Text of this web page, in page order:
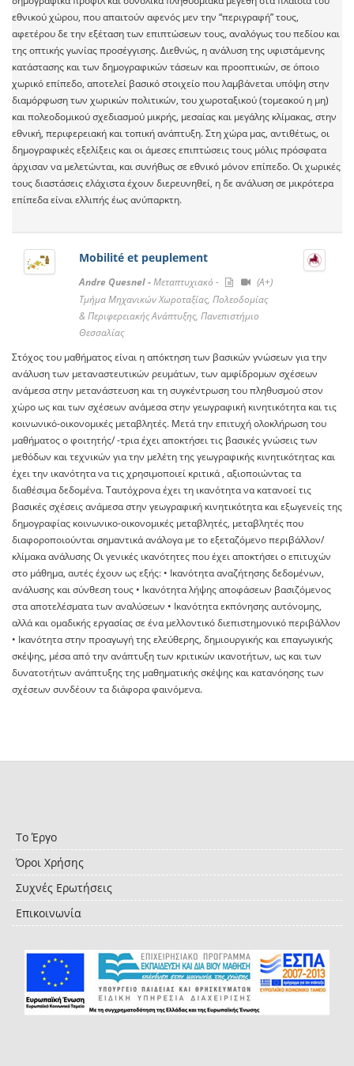
εθνικού χώρου, που απαιτούν αφενός μεν την “περιγραφή” τους,
αφετέρου δε την εξέταση των επιπτώσεων τους, αναλόγως του πεδίου και
της οπτικής γωνίας προσέγγισης. Διεθνώς, η ανάλυση της υφιστάμενης
κατάστασης και των δημογραφικών τάσεων και προοπτικών, σε όποιο
χωρικό επίπεδο, αποτελεί βασικό στοιχείο που λαμβάνεται υπόψη στην
διαμόρφωση των χωρικών πολιτικών, του χωροταξικού (τομεακού η μη)
και πολεοδομικού σχεδιασμού μικρής, μεσαίας και μεγάλης κλίμακας, στην
εθνική, περιφερειακή και τοπική ανάπτυξη. Στη χώρα μας, αντιθέτως, οι
δημογραφικές εξελίξεις και οι άμεσες επιπτώσεις τους μόλις πρόσφατα
άρχισαν να μελετώνται, και συνήθως σε εθνικό μόνον επίπεδο. Οι χωρικές
τους διαστάσεις ελάχιστα έχουν διερευνηθεί, η δε ανάλυση σε μικρότερα
επίπεδα είναι ελλιπής έως ανύπαρκτη.
Mobilité et peuplement
Andre Quesnel -Μεταπτυχιακό -
(A+)
Τμήμα Μηχανικών Χωροταξίας, Πολεοδομίας
& Περιφερειακής Ανάπτυξης, Πανεπιστήμιο
Θεσσαλίας
Στόχος του μαθήματος είναι η απόκτηση των βασικών γνώσεων για την
ανάλυση των μεταναστευτικών ρευμάτων, των αμφίδρομων σχέσεων
ανάμεσα στην μετανάστευση και τη συγκέντρωση του πληθυσμού στον
χώρο ως και των σχέσεων ανάμεσα στην γεωγραφική κινητικότητα και τις
κοινωνικό-οικονομικές μεταβλητές. Μετά την επιτυχή ολοκλήρωση του
μαθήματος ο φοιτητής/ -τρια έχει αποκτήσει τις βασικές γνώσεις των
μεθόδων και τεχνικών για την μελέτη της γεωγραφικής κινητικότητας και
έχει την ικανότητα να τις χρησιμοποιεί κριτικά , αξιοποιώντας τα
διαθέσιμα δεδομένα. Ταυτόχρονα έχει τη ικανότητα να κατανοεί τις
βασικές σχέσεις ανάμεσα στην γεωγραφική κινητικότητα και εξωγενείς της
δημογραφίας κοινωνικο-οικονομικές μεταβλητές, μεταβλητές που
διαφοροποιούνται σημαντικά ανάλογα με το εξεταζόμενο περιβάλλον/
κλίμακα ανάλυσης Οι γενικές ικανότητες που έχει αποκτήσει ο επιτυχών
στο μάθημα, αυτές έχουν ως εξής: • Ικανότητα αναζήτησης δεδομένων,
ανάλυσης και σύνθεση τους • Ικανότητα λήψης αποφάσεων βασιζόμενος
στα αποτελέσματα των αναλύσεων • Ικανότητα εκπόνησης αυτόνομης,
αλλά και ομαδικής εργασίας σε ένα μελλοντικό διεπιστημονικό περιβάλλον
• Ικανότητα στην προαγωγή της ελεύθερης, δημιουργικής και επαγωγικής
σκέψης, μέσα από την ανάπτυξη των κριτικών ικανοτήτων, ως και των
δυνατοτήτων ανάπτυξης της μαθηματικής σκέψης και κατανόησης των
σχέσεων συνδέουν τα διάφορα φαινόμενα.
Το Έργο
Όροι Χρήσης
Συχνές Ερωτήσεις
Επικοινωνία